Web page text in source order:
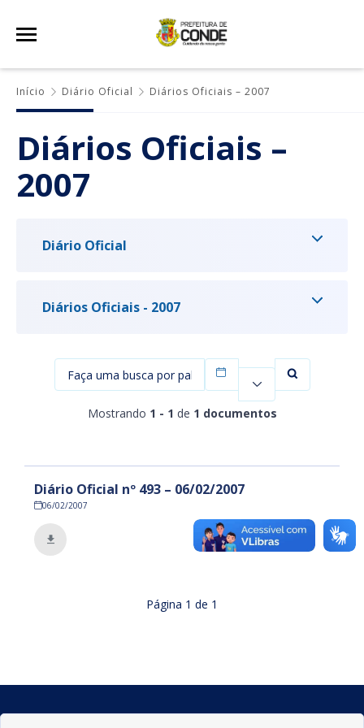
Início Diário Oficial Diários Oficiais – 2007
Diários Oficiais –
2007
Diário Oficial
Diários Oficiais - 2007
Mostrando 1 - 1 de 1 documentos
Filtrar por data
Diário Oficial nº 493 – 06/02/2007
06/02/2007
Página 1 de 1